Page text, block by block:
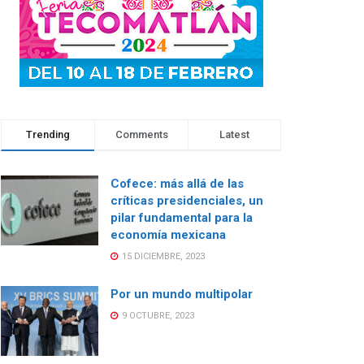
Trending Comments Latest
Cofece: más allá de las
críticas presidenciales, un
pilar fundamental para la
economía mexicana
15 DICIEMBRE, 2023
Por un mundo multipolar
9 OCTUBRE, 2023